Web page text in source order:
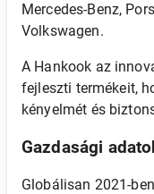
Mercedes-Benz,
Volkswagen.
A Hankook az
fejleszti termékeit,
kényelmét és
Gazdasági
Globálisan 2021-